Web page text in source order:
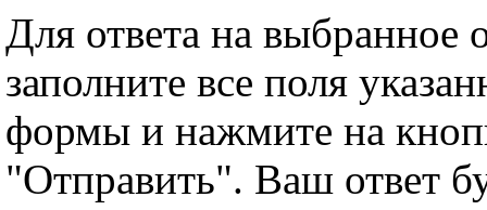
Для ответа на выбранное
заполните все поля
формы и нажмите на
"Отправить". Ваш ответ